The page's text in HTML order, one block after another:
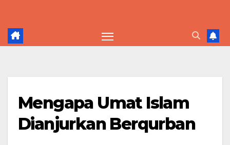
content
Mengapa Umat Islam
Dianjurkan Berqurban